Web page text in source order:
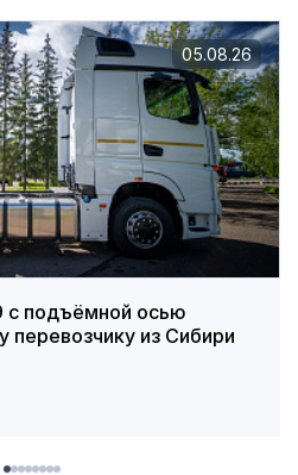
с подъёмной осью
перевозчику из Сибири
05.08.26